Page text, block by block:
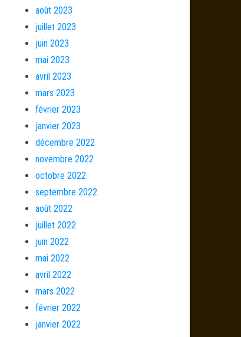
août 2023
juillet 2023
juin 2023
mai 2023
avril 2023
mars 2023
février 2023
janvier 2023
décembre 2022
novembre 2022
octobre 2022
septembre 2022
août 2022
juillet 2022
juin 2022
mai 2022
avril 2022
mars 2022
février 2022
janvier 2022